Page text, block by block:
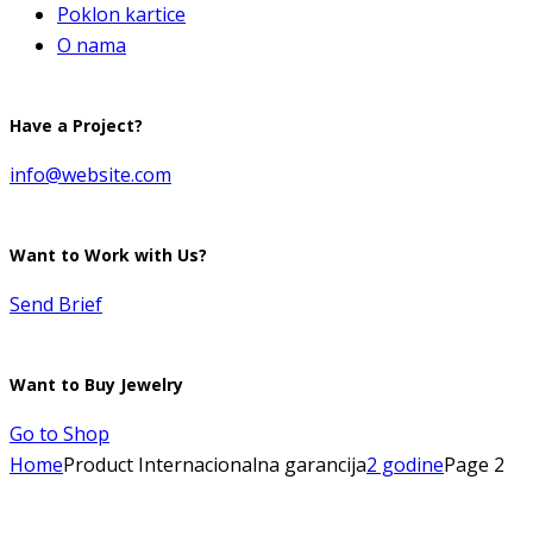
Poklon kartice
O nama
Have a Project?
info@website.com
Want to Work with Us?
Send Brief
Want to Buy Jewelry
Go to Shop
HomeProduct Internacionalna garancija2 godinePage 2